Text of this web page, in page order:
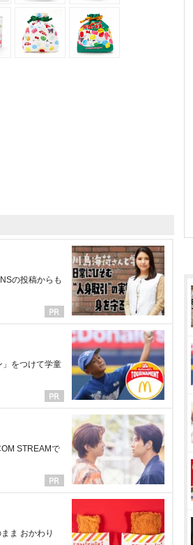
の投稿からも
」をつけて学童
STREAMで
ま おかわり